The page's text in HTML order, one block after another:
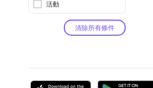
活動
清除所有條件